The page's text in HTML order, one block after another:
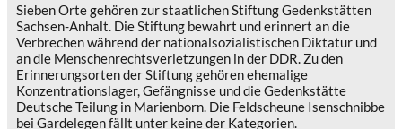
Sieben Orte gehören zur staatlichen Stiftung Gedenkstätten
Sachsen-Anhalt. Die Stiftung bewahrt und erinnert an die
Verbrechen während der nationalsozialistischen Diktatur und
an die Menschenrechtsverletzungen in der DDR. Zu den
Erinnerungsorten der Stiftung gehören ehemalige
Konzentrationslager, Gefängnisse und die Gedenkstätte
Deutsche Teilung in Marienborn. Die Feldscheune Isenschnibbe
bei Gardelegen fällt unter keine der Kategorien.